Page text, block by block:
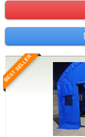
BEST SELLER